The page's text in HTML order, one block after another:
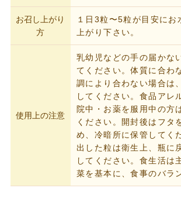
お召し上がり
方
１日3粒〜5粒が目安にお
上がり下さい。
使用上の注意
乳幼児などの手の届かな
てください。体質に合わ
調により合わない場合は
してください。食品アレ
院中・お薬を服用中の方
ください。開封後はフタ
め、冷暗所に保管してく
出した粒は衛生上、瓶に
してください。食生活は
菜を基本に、食事のバラ